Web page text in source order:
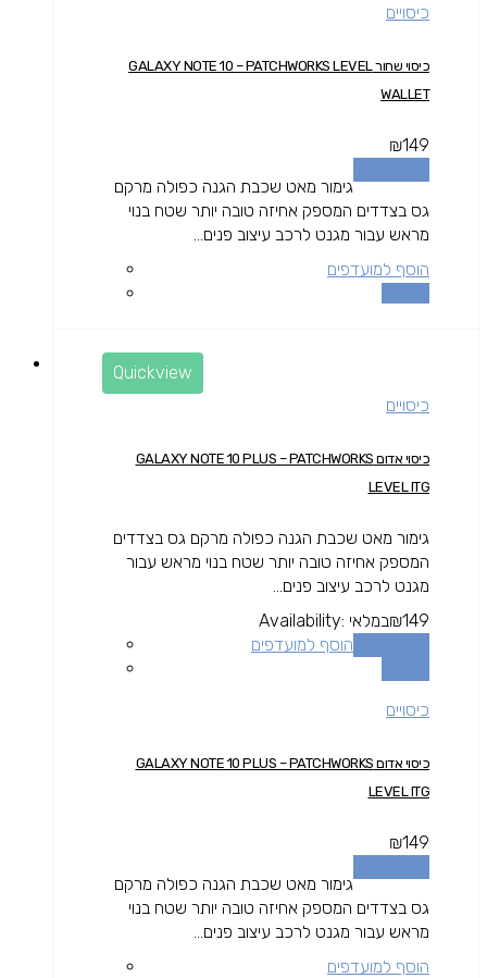
כיסויים
כיסוי שחור GALAXY NOTE 10 – PATCHWORKS LEVEL
WALLET
₪149
גימור מאט שכבת הגנה כפולה מרקם
גס בצדדים המספק אחיזה טובה יותר שטח בנוי
מראש עבור מגנט לרכב עיצוב פנים...
הוסף למועדפים
Quickview
כיסויים
כיסוי אדום GALAXY NOTE 10 PLUS – PATCHWORKS
LEVEL ITG
גימור מאט שכבת הגנה כפולה מרקם גס בצדדים
המספק אחיזה טובה יותר שטח בנוי מראש עבור
מגנט לרכב עיצוב פנים...
₪149
Availability: במלאי
הוסף למועדפים
כיסויים
כיסוי אדום GALAXY NOTE 10 PLUS – PATCHWORKS
LEVEL ITG
₪149
גימור מאט שכבת הגנה כפולה מרקם
גס בצדדים המספק אחיזה טובה יותר שטח בנוי
מראש עבור מגנט לרכב עיצוב פנים...
הוסף למועדפים